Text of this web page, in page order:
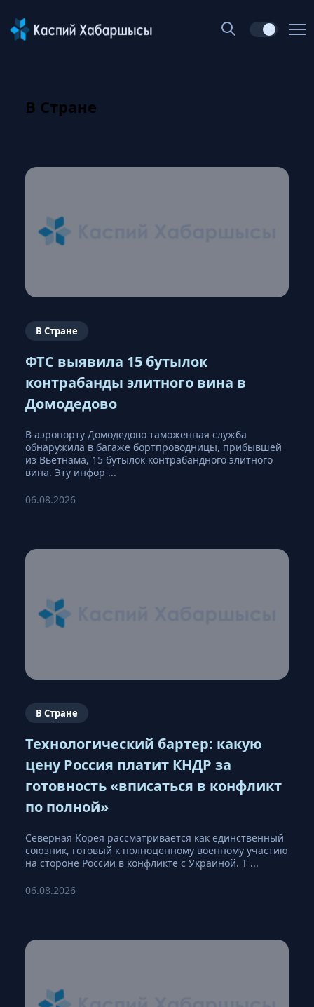
В Стране
В Стране
ФТС выявила 15 бутылок
контрабанды элитного вина в
Домодедово
В аэропорту Домодедово таможенная служба
обнаружила в багаже бортпроводницы, прибывшей
из Вьетнама, 15 бутылок контрабандного элитного
вина. Эту инфор ...
06.08.2026
В Стране
Технологический бартер: какую
цену Россия платит КНДР за
готовность «вписаться в конфликт
по полной»
Северная Корея рассматривается как единственный
союзник, готовый к полноценному военному участию
на стороне России в конфликте с Украиной. Т ...
06.08.2026